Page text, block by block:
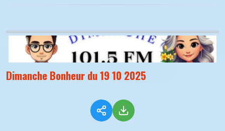
Dimanche Bonheur du 19 10 2025